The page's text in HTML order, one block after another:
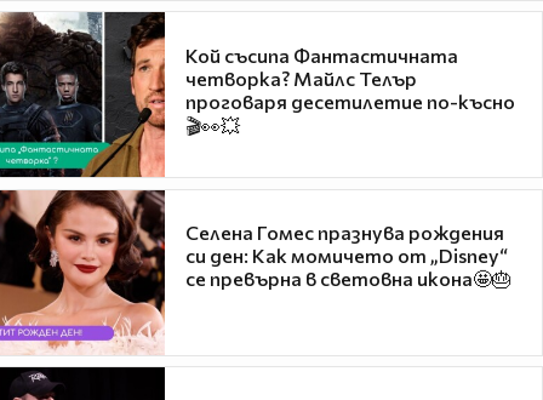
Кой съсипа Фантастичната
четворка? Майлс Телър
проговаря десетилетие по-късно
🎬👀💥
Селена Гомес празнува рождения
си ден: Как момичето от „Disney“
се превърна в световна икона🤩🎂